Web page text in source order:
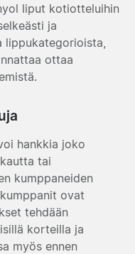
liput kotiotteluihin
ja
ottaa
hankkia joko
tai
kumppaneiden
ovat
tehdään
korteilla ja
myös ennen